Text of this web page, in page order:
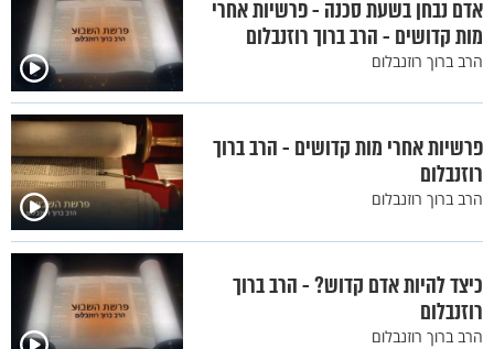
אדם נבחן בשעת סכנה - פרשיות אחרי
מות קדושים - הרב ברוך רוזנבלום
הרב ברוך רוזנבלום
פרשיות אחרי מות קדושים - הרב ברוך
רוזנבלום
הרב ברוך רוזנבלום
כיצד להיות אדם קדוש? - הרב ברוך
רוזנבלום
הרב ברוך רוזנבלום